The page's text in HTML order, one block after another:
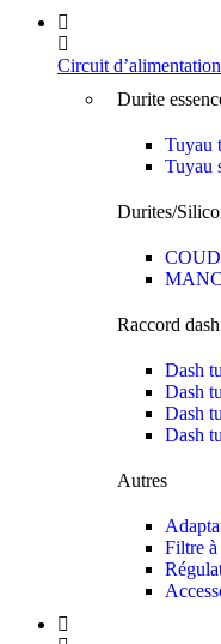
Circuit
Durite
Tuyau
Tuyau
Durites/
Raccord dash
Dash
Dash
Dash
Dash
Autres
Filtre à